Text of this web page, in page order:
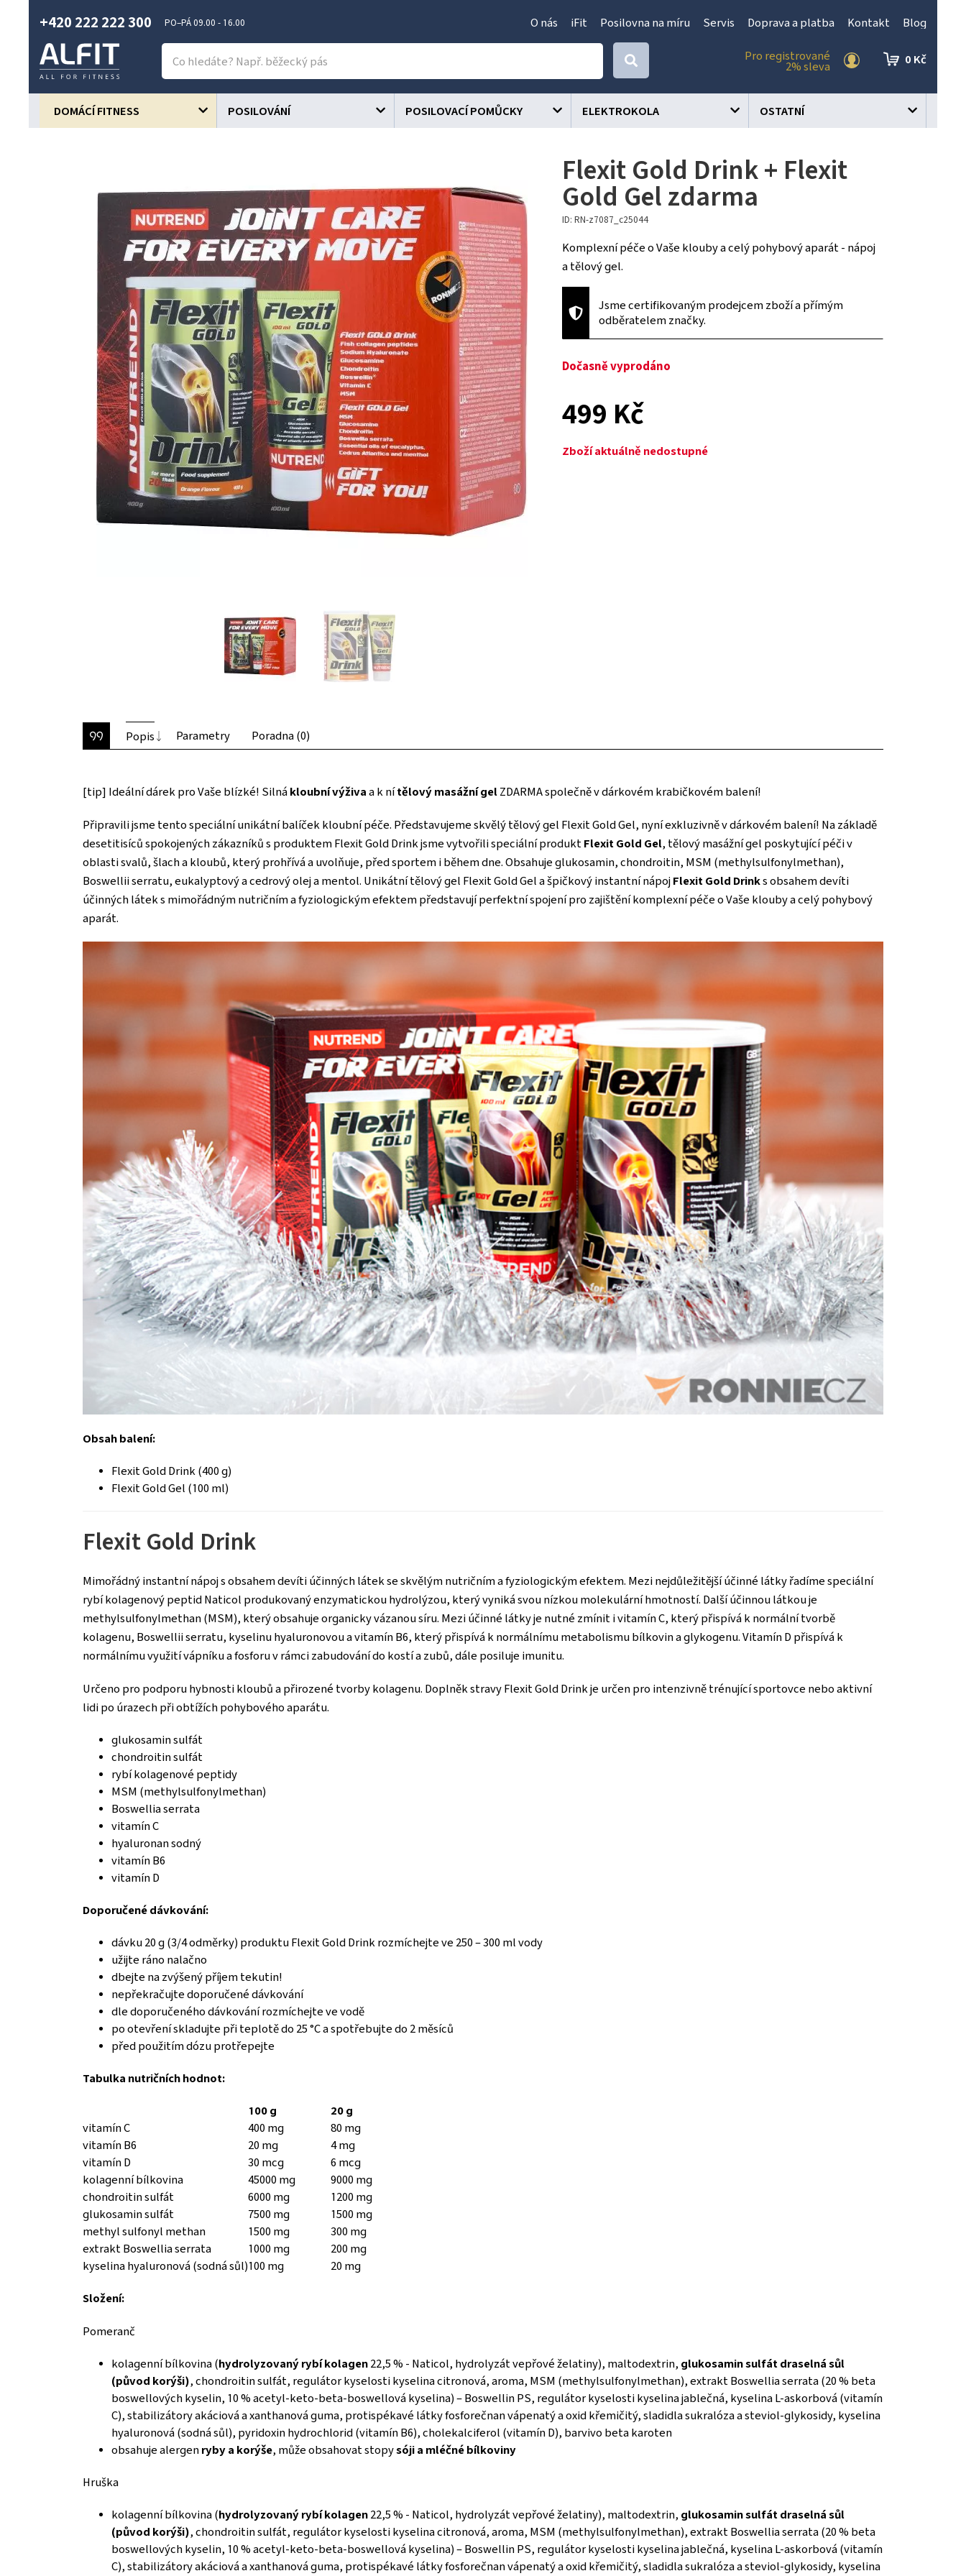
+420 222 222 300 PO–PÁ 09.00 - 16.00 O nás iFit Posilovna na míru Servis Doprava a platba Kontakt Blog
Pro registrované
2% sleva
0 Kč
DOMÁCÍ FITNESS POSILOVÁNÍ POSILOVACÍ POMŮCKY ELEKTROKOLA OSTATNÍ
Flexit Gold Drink + Flexit
Gold Gel zdarma
ID: RN-z7087_c25044
Komplexní péče o Vaše klouby a celý pohybový aparát - nápoj
a tělový gel.
Jsme certifikovaným prodejcem zboží a přímým
odběratelem značky.
Dočasně vyprodáno
499 Kč
Zboží aktuálně nedostupné
Popis Parametry Poradna (0)
[tip] Ideální dárek pro Vaše blízké! Silná kloubní výživa a k nítělový masážní gel ZDARMA společně v dárkovém krabičkovém balení!
Připravili jsme tento speciální unikátní balíček kloubní péče. Představujeme skvělý tělový gel Flexit Gold Gel, nyní exkluzivně v dárkovém balení! Na základě
desetitisíců spokojených zákazníků s produktem Flexit Gold Drink jsme vytvořili speciální produkt Flexit Gold Gel, tělový masážní gel poskytující péči v
oblasti svalů, šlach a kloubů, který prohřívá a uvolňuje, před sportem i během dne. Obsahuje glukosamin, chondroitin, MSM (methylsulfonylmethan),
Boswellii serratu, eukalyptový a cedrový olej a mentol. Unikátní tělový gel Flexit Gold Gel a špičkový instantní nápoj Flexit Gold Drinks obsahem devíti
účinných látek s mimořádným nutričním a fyziologickým efektem představují perfektní spojení pro zajištění komplexní péče o Vaše klouby a celý pohybový
aparát.
Obsah balení:
Flexit Gold Drink (400 g)
Flexit Gold Gel (100 ml)
Flexit Gold Drink
Mimořádný instantní nápoj s obsahem devíti účinných látek se skvělým nutričním a fyziologickým efektem. Mezi nejdůležitější účinné látky řadíme speciální
rybí kolagenový peptid Naticol produkovaný enzymatickou hydrolýzou, který vyniká svou nízkou molekulární hmotností. Další účinnou látkou je
methylsulfonylmethan (MSM), který obsahuje organicky vázanou síru. Mezi účinné látky je nutné zmínit i vitamín C, který přispívá k normální tvorbě
kolagenu, Boswellii serratu, kyselinu hyaluronovou a vitamín B6, který přispívá k normálnímu metabolismu bílkovin a glykogenu. Vitamín D přispívá k
normálnímu využití vápníku a fosforu v rámci zabudování do kostí a zubů, dále posiluje imunitu.
Určeno pro podporu hybnosti kloubů a přirozené tvorby kolagenu. Doplněk stravy Flexit Gold Drink je určen pro intenzivně trénující sportovce nebo aktivní
lidi po úrazech při obtížích pohybového aparátu.
glukosamin sulfát
chondroitin sulfát
rybí kolagenové peptidy
MSM (methylsulfonylmethan)
Boswellia serrata
vitamín C
hyaluronan sodný
vitamín B6
vitamín D
Doporučené dávkování:
dávku 20 g (3/4 odměrky) produktu Flexit Gold Drink rozmíchejte ve 250 – 300 ml vody
užijte ráno nalačno
dbejte na zvýšený příjem tekutin!
nepřekračujte doporučené dávkování
dle doporučeného dávkování rozmíchejte ve vodě
po otevření skladujte při teplotě do 25 °C a spotřebujte do 2 měsíců
před použitím dózu protřepejte
Tabulka nutričních hodnot:
100 g
20 g
vitamín C
400 mg
80 mg
vitamín B6
20 mg
4 mg
vitamín D
30 mcg
6 mcg
kolagenní bílkovina
45000 mg
9000 mg
chondroitin sulfát
6000 mg
1200 mg
glukosamin sulfát
7500 mg
1500 mg
methyl sulfonyl methan
1500 mg
300 mg
extrakt Boswellia serrata
1000 mg
200 mg
kyselina hyaluronová (sodná sůl)100 mg 20 mg
Složení:
Pomeranč
kolagenní bílkovina (hydrolyzovaný rybí kolagen 22,5 % - Naticol, hydrolyzát vepřové želatiny), maltodextrin, glukosamin sulfát draselná sůl
(původ korýši), chondroitin sulfát, regulátor kyselosti kyselina citronová, aroma, MSM (methylsulfonylmethan), extrakt Boswellia serrata (20 % beta
boswellových kyselin, 10 % acetyl-keto-beta-boswellová kyselina) – Boswellin PS, regulátor kyselosti kyselina jablečná, kyselina L-askorbová (vitamín
C), stabilizátory akáciová a xanthanová guma, protispékavé látky fosforečnan vápenatý a oxid křemičitý, sladidla sukralóza a steviol-glykosidy, kyselina
hyaluronová (sodná sůl), pyridoxin hydrochlorid (vitamín B6), cholekalciferol (vitamín D), barvivo beta karoten
obsahuje alergen ryby a korýše, může obsahovat stopysóji a mléčné bílkoviny
Hruška
kolagenní bílkovina (hydrolyzovaný rybí kolagen 22,5 % - Naticol, hydrolyzát vepřové želatiny), maltodextrin, glukosamin sulfát draselná sůl
(původ korýši), chondroitin sulfát, regulátor kyselosti kyselina citronová, aroma, MSM (methylsulfonylmethan), extrakt Boswellia serrata (20 % beta
boswellových kyselin, 10 % acetyl-keto-beta-boswellová kyselina) – Boswellin PS, regulátor kyselosti kyselina jablečná, kyselina L-askorbová (vitamín
C), stabilizátory akáciová a xanthanová guma, protispékavé látky fosforečnan vápenatý a oxid křemičitý, sladidla sukralóza a steviol-glykosidy, kyselina